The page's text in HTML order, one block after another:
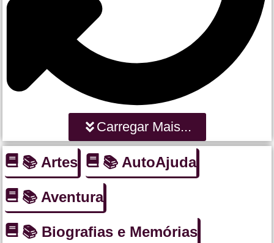
Carregar Mais...
📚 Artes 📚 AutoAjuda
📚 Aventura
📚 Biografias e Memórias